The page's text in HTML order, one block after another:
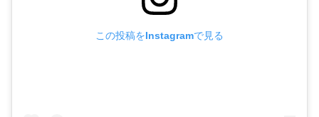
この投稿をInstagramで見る